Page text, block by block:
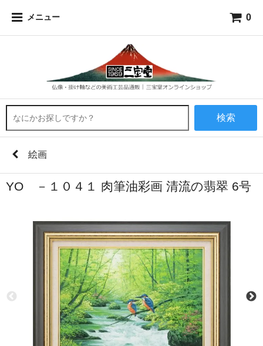
メニュー 0
検索
絵画
YO －１０４１ 肉筆油彩画 清流の翡翠 6号